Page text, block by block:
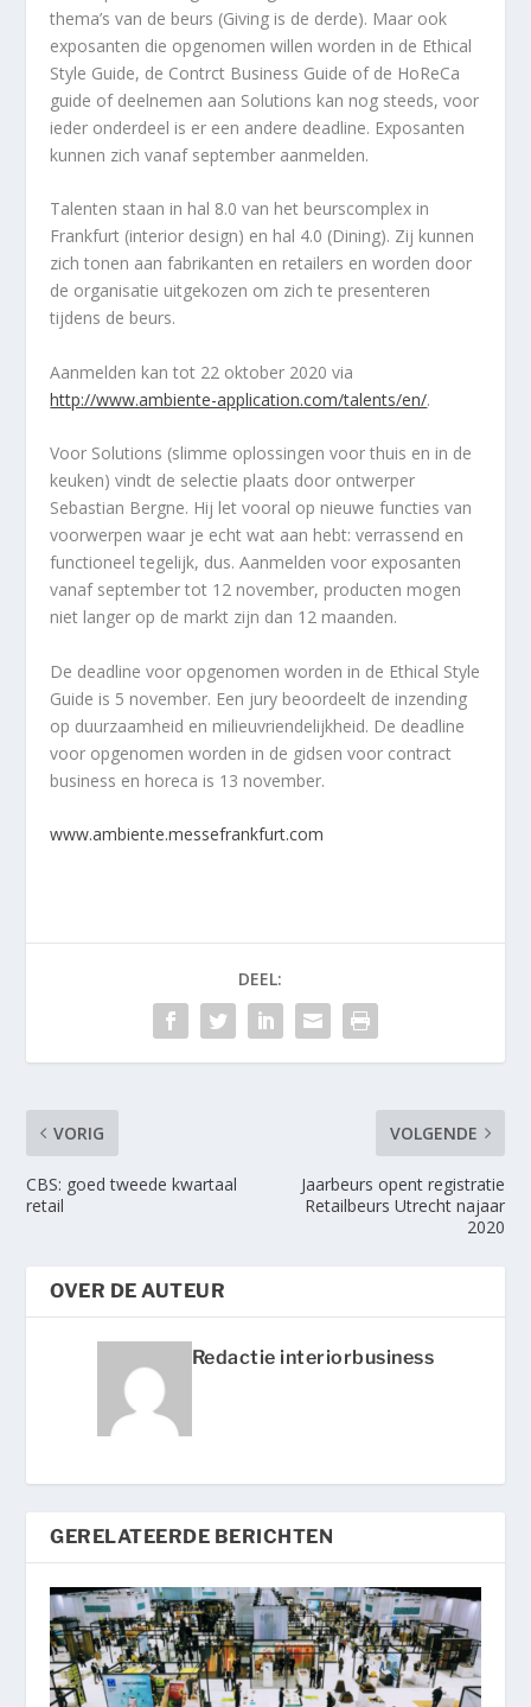
thema’s van de beurs (Giving is de derde). Maar ook
exposanten die opgenomen willen worden in de Ethical
Style Guide, de Contrct Business Guide of de HoReCa
guide of deelnemen aan Solutions kan nog steeds, voor
ieder onderdeel is er een andere deadline. Exposanten
kunnen zich vanaf september aanmelden.
Talenten staan in hal 8.0 van het beurscomplex in
Frankfurt (interior design) en hal 4.0 (Dining). Zij kunnen
zich tonen aan fabrikanten en retailers en worden door
de organisatie uitgekozen om zich te presenteren
tijdens de beurs.
Aanmelden kan tot 22 oktober 2020 via
http://www.ambiente-application.com/talents/en/.
Voor Solutions (slimme oplossingen voor thuis en in de
keuken) vindt de selectie plaats door ontwerper
Sebastian Bergne. Hij let vooral op nieuwe functies van
voorwerpen waar je echt wat aan hebt: verrassend en
functioneel tegelijk, dus. Aanmelden voor exposanten
vanaf september tot 12 november, producten mogen
niet langer op de markt zijn dan 12 maanden.
De deadline voor opgenomen worden in de Ethical Style
Guide is 5 november. Een jury beoordeelt de inzending
op duurzaamheid en milieuvriendelijkheid. De deadline
voor opgenomen worden in de gidsen voor contract
business en horeca is 13 november.
www.ambiente.messefrankfurt.com
DEEL:
VORIG
CBS: goed tweede kwartaal
retail
VOLGENDE
Jaarbeurs opent registratie
Retailbeurs Utrecht najaar
2020
OVER DE AUTEUR
Redactie interiorbusiness
GERELATEERDE BERICHTEN